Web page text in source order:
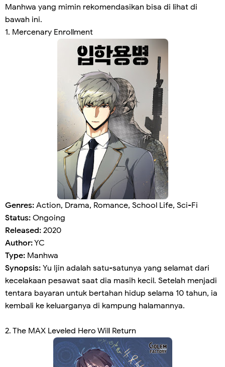
Manhwa yang mimin rekomendasikan bisa di lihat di
bawah ini.
1. Mercenary Enrollment
Genres: Action, Drama, Romance, School Life, Sci-Fi
Status: Ongoing
Released: 2020
Author:YC
Type: Manhwa
Synopsis: Yu Ijin adalah satu-satunya yang selamat dari
kecelakaan pesawat saat dia masih kecil. Setelah menjadi
tentara bayaran untuk bertahan hidup selama 10 tahun, ia
kembali ke keluarganya di kampung halamannya.
2. The MAX Leveled Hero Will Return